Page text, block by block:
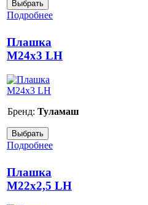
Подробнее
Плашка
М24x3 LH
Бренд: Туламаш
Подробнее
Плашка
М22x2,5 LH